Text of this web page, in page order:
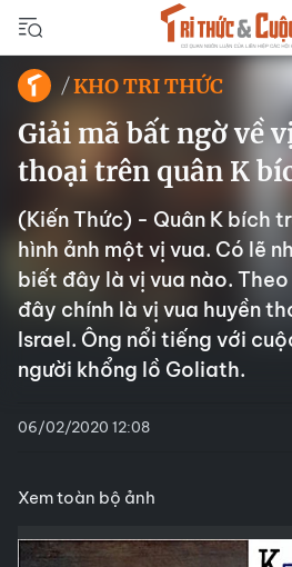
KHO TRI THỨC
Giải mã bất ngờ về
thoại trên quân K
(Kiến Thức) - Quân K bích
hình ảnh một vị vua. Có lẽ
biết đây là vị vua nào.
đây chính là vị vua huyền
Israel. Ông nổi tiếng với
người khổng lồ Goliath.
06/02/2020 12:08
Xem toàn bộ ảnh